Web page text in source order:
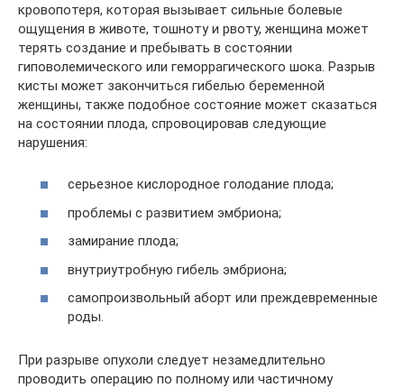
кровопотеря, которая вызывает сильные болевые
ощущения в животе, тошноту и рвоту, женщина может
терять создание и пребывать в состоянии
гиповолемического или геморрагического шока. Разрыв
кисты может закончиться гибелью беременной
женщины, также подобное состояние может сказаться
на состоянии плода, спровоцировав следующие
нарушения:
серьезное кислородное голодание плода;
проблемы с развитием эмбриона;
замирание плода;
внутриутробную гибель эмбриона;
самопроизвольный аборт или преждевременные
роды.
При разрыве опухоли следует незамедлительно
проводить операцию по полному или частичному